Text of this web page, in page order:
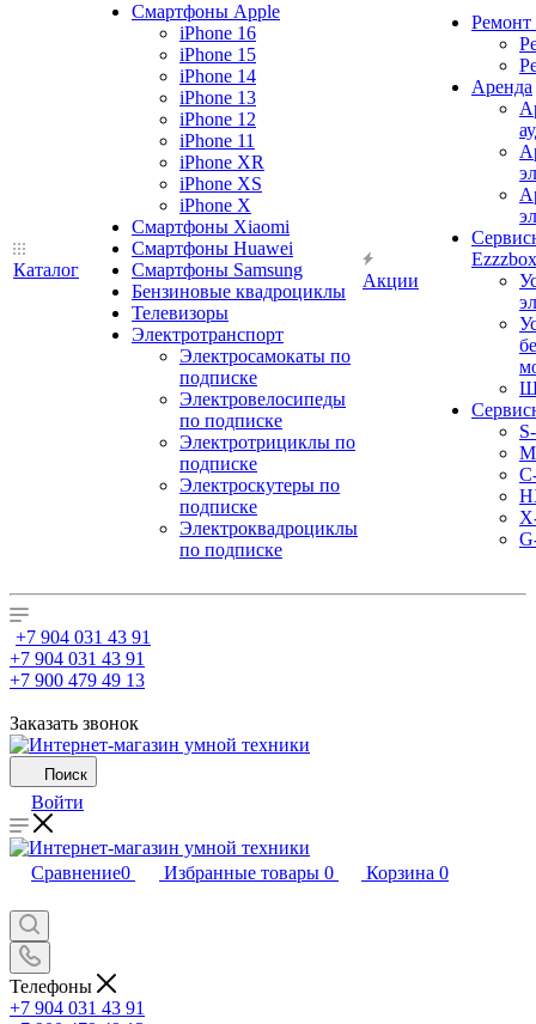
Каталог
Смартфоны Apple
iPhone 16
iPhone 15
iPhone 14
iPhone 13
iPhone 12
iPhone 11
iPhone XR
iPhone XS
iPhone X
Смартфоны Xiaomi
Смартфоны Huawei
Смартфоны Samsung
Бензиновые квадроциклы
Телевизоры
Электротранспорт
Электросамокаты по
подписке
Электровелосипеды
по подписке
Электротрициклы по
подписке
Электроскутеры по
подписке
Электроквадроциклы
по подписке
Акции
Ремонт
Аренда
Ezzzbox
+7 904 031 43 91
+7 904 031 43 91
+7 900 479 49 13
Заказать звонок
Поиск
Войти
Сравнение0 Избранные товары 0 Корзина 0
Телефоны
+7 904 031 43 91